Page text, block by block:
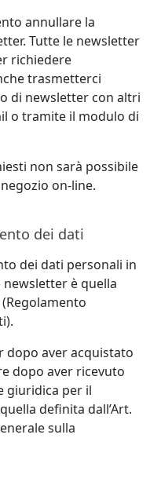
annullare la
Tutte le newsletter
richiedere
trasmetterci
di newsletter con altri
o tramite il modulo di
non sarà possibile
on-line.
dei dati
dei dati personali in
è quella
(Regolamento
dopo aver acquistato
dopo aver ricevuto
giuridica per il
definita dall’Art.
sulla